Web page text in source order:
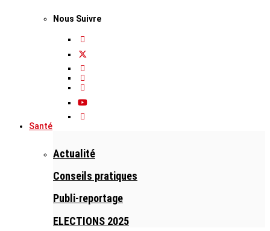
Nous Suivre
Santé
Actualité
Conseils pratiques
Publi-reportage
ELECTIONS 2025